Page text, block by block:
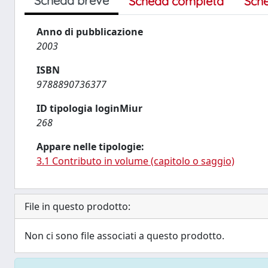
Anno di pubblicazione
2003
ISBN
9788890736377
ID tipologia loginMiur
268
Appare nelle tipologie:
3.1 Contributo in volume (capitolo o saggio)
File in questo prodotto:
Non ci sono file associati a questo prodotto.